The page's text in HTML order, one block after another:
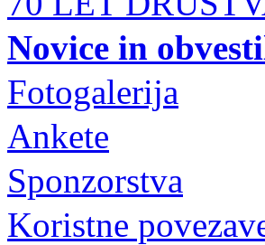
Novice in
Fotogalerija
Ankete
Sponzorstva
Koristne